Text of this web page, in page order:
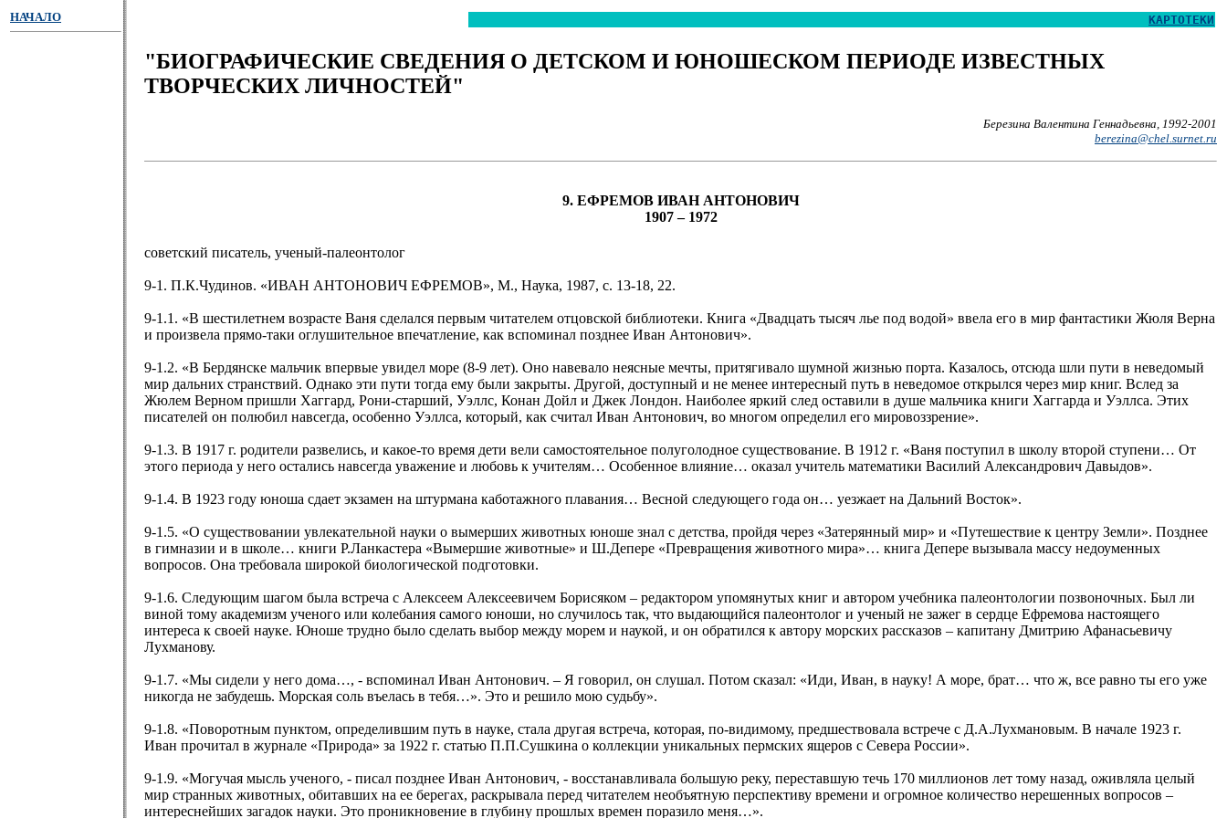
НАЧАЛО КАРТОТЕКИ
"БИОГРАФИЧЕСКИЕ СВЕДЕНИЯ О ДЕТСКОМ И ЮНОШЕСКОМ ПЕРИОДЕ ИЗВЕСТНЫХ
ТВОРЧЕСКИХ ЛИЧНОСТЕЙ"
Березина Валентина Геннадьевна, 1992-2001
berezina@chel.surnet.ru
9. ЕФРЕМОВ ИВАН АНТОНОВИЧ
1907 – 1972
советский писатель, ученый-палеонтолог
9-1. П.К.Чудинов. «ИВАН АНТОНОВИЧ ЕФРЕМОВ», М., Наука, 1987, с. 13-18, 22.
9-1.1. «В шестилетнем возрасте Ваня сделался первым читателем отцовской библиотеки. Книга «Двадцать тысяч лье под водой» ввела его в мир фантастики Жюля Верна
и произвела прямо-таки оглушительное впечатление, как вспоминал позднее Иван Антонович».
9-1.2. «В Бердянске мальчик впервые увидел море (8-9 лет). Оно навевало неясные мечты, притягивало шумной жизнью порта. Казалось, отсюда шли пути в неведомый
мир дальних странствий. Однако эти пути тогда ему были закрыты. Другой, доступный и не менее интересный путь в неведомое открылся через мир книг. Вслед за
Жюлем Верном пришли Хаггард, Рони-старший, Уэллс, Конан Дойл и Джек Лондон. Наиболее яркий след оставили в душе мальчика книги Хаггарда и Уэллса. Этих
писателей он полюбил навсегда, особенно Уэллса, который, как считал Иван Антонович, во многом определил его мировоззрение».
9-1.3. В 1917 г. родители развелись, и какое-то время дети вели самостоятельное полуголодное существование. В 1912 г. «Ваня поступил в школу второй ступени… От
этого периода у него остались навсегда уважение и любовь к учителям… Особенное влияние… оказал учитель математики Василий Александрович Давыдов».
9-1.4. В 1923 году юноша сдает экзамен на штурмана каботажного плавания… Весной следующего года он… уезжает на Дальний Восток».
9-1.5. «О существовании увлекательной науки о вымерших животных юноше знал с детства, пройдя через «Затерянный мир» и «Путешествие к центру Земли». Позднее
в гимназии и в школе… книги Р.Ланкастера «Вымершие животные» и Ш.Депере «Превращения животного мира»… книга Депере вызывала массу недоуменных
вопросов. Она требовала широкой биологической подготовки.
9-1.6. Следующим шагом была встреча с Алексеем Алексеевичем Борисяком – редактором упомянутых книг и автором учебника палеонтологии позвоночных. Был ли
виной тому академизм ученого или колебания самого юноши, но случилось так, что выдающийся палеонтолог и ученый не зажег в сердце Ефремова настоящего
интереса к своей науке. Юноше трудно было сделать выбор между морем и наукой, и он обратился к автору морских рассказов – капитану Дмитрию Афанасьевичу
Лухманову.
9-1.7. «Мы сидели у него дома…, - вспоминал Иван Антонович. – Я говорил, он слушал. Потом сказал: «Иди, Иван, в науку! А море, брат… что ж, все равно ты его уже
никогда не забудешь. Морская соль въелась в тебя…». Это и решило мою судьбу».
9-1.8. «Поворотным пунктом, определившим путь в науке, стала другая встреча, которая, по-видимому, предшествовала встрече с Д.А.Лухмановым. В начале 1923 г.
Иван прочитал в журнале «Природа» за 1922 г. статью П.П.Сушкина о коллекции уникальных пермских ящеров с Севера России».
9-1.9. «Могучая мысль ученого, - писал позднее Иван Антонович, - восстанавливала большую реку, переставшую течь 170 миллионов лет тому назад, оживляла целый
мир странных животных, обитавших на ее берегах, раскрывала перед читателем необъятную перспективу времени и огромное количество нерешенных вопросов –
интереснейших загадок науки. Это проникновение в глубину прошлых времен поразило меня…».